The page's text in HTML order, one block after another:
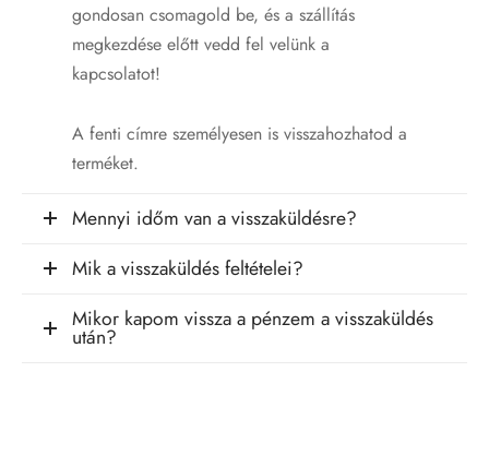
gondosan csomagold be, és a szállítás
megkezdése előtt vedd fel velünk a
kapcsolatot!
A fenti címre személyesen is visszahozhatod a
terméket.
Mennyi időm van a visszaküldésre?
Mik a visszaküldés feltételei?
Mikor kapom vissza a pénzem a visszaküldés
után?